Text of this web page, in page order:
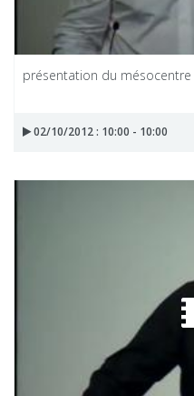
présentation du mésocentre
02/10/2012 : 10:00 - 10:00